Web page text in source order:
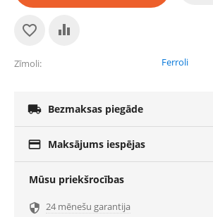
Zīmoli Ferroli
 Bezmaksas piegāde
 Maksājums iespējas
Mūsu priekšrocības
 24 mēnešu garantija